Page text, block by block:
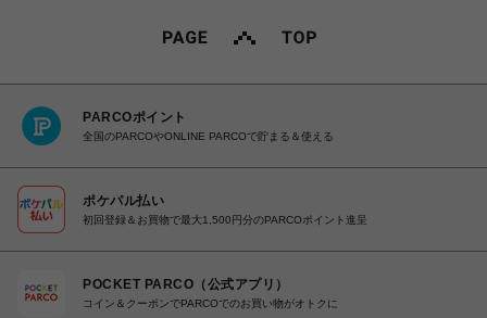
PARCOポイント
全国のPARCOやONLINE PARCOで貯まる＆使える
ポケパル払い
初回登録＆お買物で最大1,500円分のPARCOポイント進呈
POCKET PARCO（公式アプリ）
コイン＆クーポンでPARCOでのお買い物がオトクに